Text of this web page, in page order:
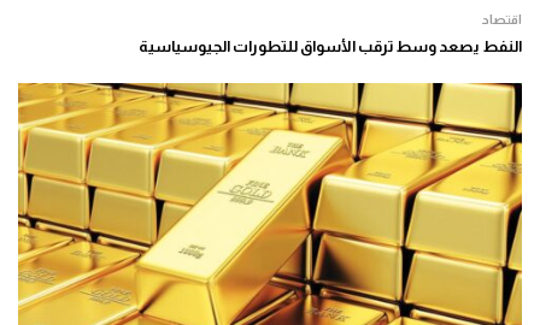
اقتصاد
النفط يصعد وسط ترقب الأسواق للتطورات الجيوسياسية